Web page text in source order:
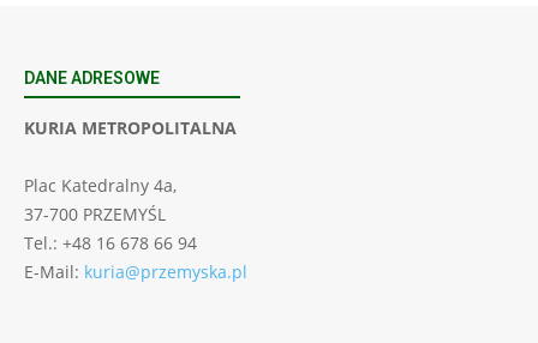
DANE ADRESOWE
KURIA METROPOLITALNA
Plac Katedralny 4a,
37-700 PRZEMYŚL
Tel.: +48 16 678 66 94
E-Mail: kuria@przemyska.pl